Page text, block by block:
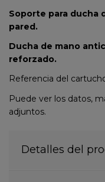
Soporte para ducha
pared.
Ducha de mano
reforzado.
Referencia del
Puede ver los datos,
adjuntos.
Detalles del